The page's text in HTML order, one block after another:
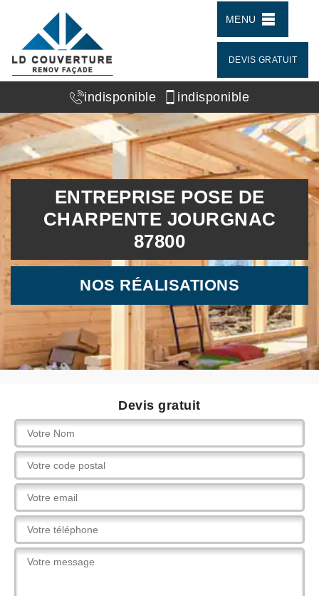
MENU
DEVIS GRATUIT
indisponible indisponible
ENTREPRISE POSE DE
CHARPENTE JOURGNAC
87800
NOS RÉALISATIONS
Devis gratuit